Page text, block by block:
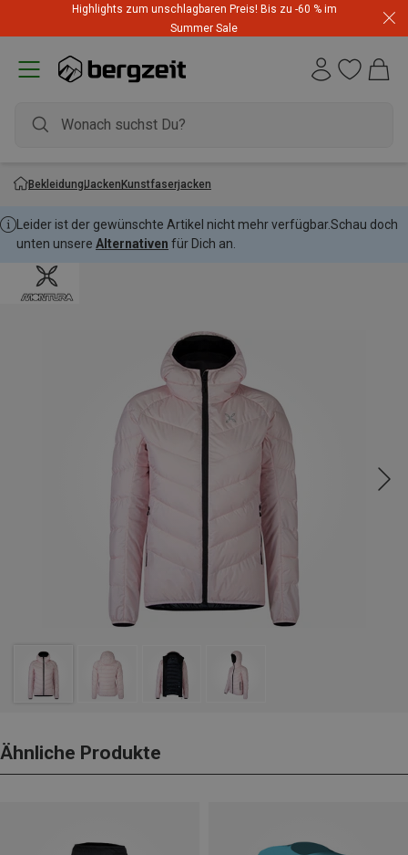
Highlights zum unschlagbaren Preis! Bis zu -60 % im
Summer Sale
BekleidungJackenKunstfaserjacken
Leider ist der gewünschte Artikel nicht mehr verfügbar.Schau doch
unten unsere Alternativen für Dich an.
Ähnliche Produkte